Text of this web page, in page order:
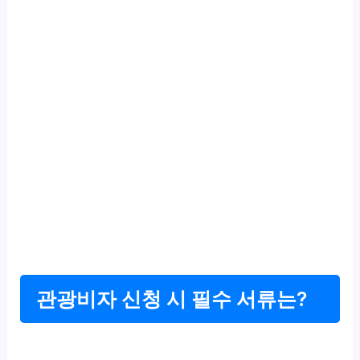
관광비자 신청 시 필수 서류는?